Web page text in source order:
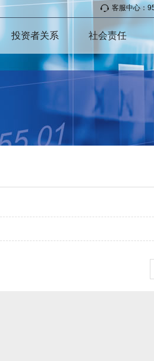
客服中心：
投资者关系 社会责任